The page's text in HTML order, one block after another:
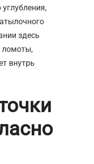
здесь
ломоты,
внутрь